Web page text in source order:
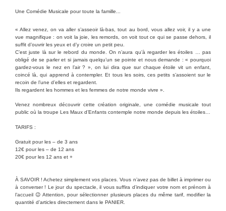
Une Comédie Musicale pour toute la famille..
« Allez venez, on va aller s’asseoir là-bas, tout au bord, vous allez voir, il y a une
vue magnifique : on voit la joie, les remords, on voit tout ce qui se passe dehors, il
suffit d’ouvrir les yeux et d’y croire un petit peu.
C’est juste là sur le rebord du monde. On n’aura qu’à regarder les étoiles … pas
obligé de se parler et si jamais quelqu’un se pointe et nous demande : « pourquoi
gardez-vous le nez en l’air ? », on lui dira que sur chaque étoile vit un enfant,
coincé là, qui apprend à contempler. Et tous les soirs, ces petits s’assoient sur le
recoin de l’une d’elles et regardent.
Ils regardent les hommes et les femmes de notre monde vivre ».
Venez nombreux découvrir cette création originale, une comédie musicale tout
public où la troupe Les Maux d’Enfants contemple notre monde depuis les étoiles…
TARIFS :
Gratuit pour les – de 3 ans
12€ pour les – de 12 ans
20€ pour les 12 ans et +
À SAVOIR ! Achetez simplement vos places. Vous n’avez pas de billet à imprimer ou
à converser ! Le jour du spectacle, il vous suffira d’indiquer votre nom et prénom à
l’accueil 😉 Attention, pour sélectionner plusieurs places du même tarif, modifier la
quantité d’articles directement dans le PANIER.